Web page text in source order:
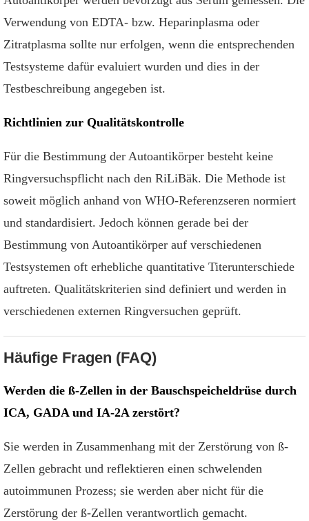
Verwendung von EDTA- bzw. Heparinplasma oder
Zitratplasma sollte nur erfolgen, wenn die entsprechenden
Testsysteme dafür evaluiert wurden und dies in der
Testbeschreibung angegeben ist.
Richtlinien zur Qualitätskontrolle
Für die Bestimmung der Autoantikörper besteht keine
Ringversuchspflicht nach den RiLiBäk. Die Methode ist
soweit möglich anhand von WHO-Referenzseren normiert
und standardisiert. Jedoch können gerade bei der
Bestimmung von Autoantikörper auf verschiedenen
Testsystemen oft erhebliche quantitative Titerunterschiede
auftreten. Qualitätskriterien sind definiert und werden in
verschiedenen externen Ringversuchen geprüft.
Häufige Fragen (FAQ)
Werden die ß-Zellen in der Bauschspeicheldrüse durch
ICA, GADA und IA-2A zerstört?
Sie werden in Zusammenhang mit der Zerstörung von ß-
Zellen gebracht und reflektieren einen schwelenden
autoimmunen Prozess; sie werden aber nicht für die
Zerstörung der ß-Zellen verantwortlich gemacht.